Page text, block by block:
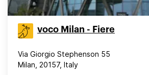
voco Milan - Fiere
Via Giorgio Stephenson 55
Milan, 20157, Italy